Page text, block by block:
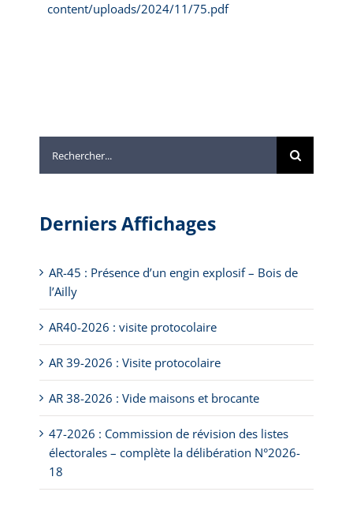
content/uploads/2024/11/75.pdf
Derniers Affichages
AR-45 : Présence d’un engin explosif – Bois de
l’Ailly
AR40-2026 : visite protocolaire
AR 39-2026 : Visite protocolaire
AR 38-2026 : Vide maisons et brocante
47-2026 : Commission de révision des listes
électorales – complète la délibération N°2026-
18